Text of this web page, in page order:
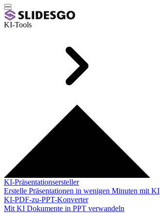
KI-Tools
KI-Präsentationsersteller
Erstelle Präsentationen in wenigen Minuten mit KI
KI-PDF-zu-PPT-Konverter
Mit KI Dokumente in PPT verwandeln